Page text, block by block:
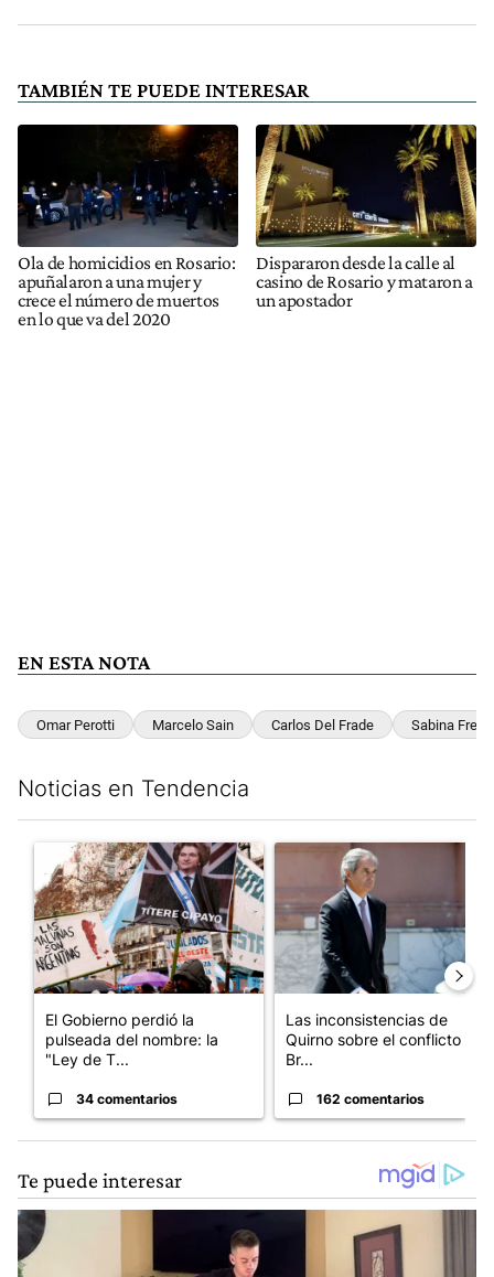
TAMBIÉN TE PUEDE INTERESAR
Ola de homicidios en Rosario:
apuñalaron a una mujer y
crece el número de muertos
en lo que va del 2020
Dispararon desde la calle al
casino de Rosario y mataron a
un apostador
EN ESTA NOTA
Omar Perotti Marcelo Sain Carlos Del Frade Sabina
Noticias en Tendencia
Un artículo de tendencia con el título "El Gobierno perdió la
El Gobierno perdió la
pulseada del nombre: la
"Ley de T...
34 comentarios
Un artículo de tendencia con
Las inconsistencias de
Quirno sobre el conflicto con
Br...
162 comentarios